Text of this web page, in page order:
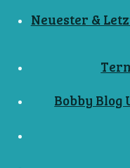
Neuester &
Bobby Blog